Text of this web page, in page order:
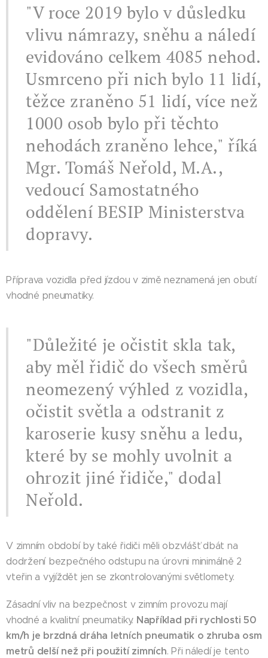
"V roce 2019 bylo v důsledku
vlivu námrazy, sněhu a náledí
evidováno celkem 4085 nehod.
Usmrceno při nich bylo 11 lidí,
těžce zraněno 51 lidí, více než
1000 osob bylo při těchto
nehodách zraněno lehce," říká
Mgr. Tomáš Neřold, M.A.,
vedoucí Samostatného
oddělení BESIP Ministerstva
dopravy.
Příprava vozidla před jízdou v zimě neznamená jen obutí
vhodné pneumatiky.
"Důležité je očistit skla tak,
aby měl řidič do všech směrů
neomezený výhled z vozidla,
očistit světla a odstranit z
karoserie kusy sněhu a ledu,
které by se mohly uvolnit a
ohrozit jiné řidiče," dodal
Neřold.
V zimním období by také řidiči měli obzvlášť dbát na
dodržení bezpečného odstupu na úrovni minimálně 2
vteřin a vyjíždět jen se zkontrolovanými světlomety.
Zásadní vliv na bezpečnost v zimním provozu mají
vhodné a kvalitní pneumatiky. Například při rychlosti 50
km/h je brzdná dráha letních pneumatik o zhruba osm
metrů delší než při použití zimních. Při náledí je tento